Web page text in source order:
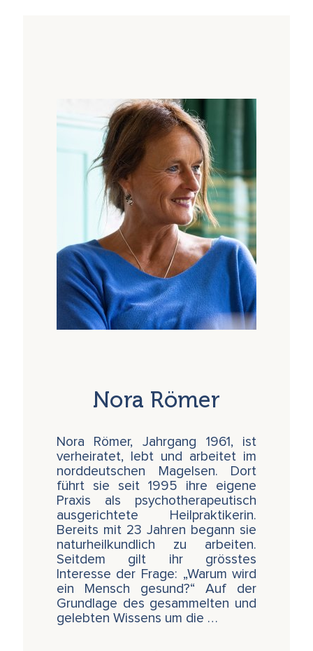
wesentlichen Grundlagen des KAQUEKO® und
gibt zudem einen Ausblick auf das
erweiternde Live-Wochenend-Seminar am
– 6. September 2026 . Der Abend bietet
bereits praktische Kaquheko®-Erfahrungen in
der Selbstanwendung und lädt ein zu Fragen,
Dialog und auch Appetit-Aufbau fürs tief
gehende Herbstseminar.
"Heilung geschieht in der Bewegung aus
unserem heilen Selbst,
unserer authentischen Möglichkeit und der
liebenden Wirklichkeit
unseres Herzens."
pflegen sie konstant - zum Teil bewusst, zu
einem viel grösseren aber völlig unbewusst.
Die Erkenntnis, dass sich frühe Prägungen in
unserem Verhalten tief verankert einnisten,
hat sich in den letzten Jahren zunehmend
durchgesetzt - sogar die als konservativ
geltenden medizinischen Fachbibeln haben
das inzwischen anerkannt. Hinter dieser oft
sehr fixierte Muster bildenden Ebene verbirgt
sich aber auch die transgenerative Prägung,
die sowohl kulturell-gesellschaftlich als auch
individuell gesteuert ist. Progressive
Wissenschaftler*innen wie Isabelle Mansuy an
der ETH in Zürich gehen davon aus, dass
Nora Römer
Nora Römer, Jahrgang 1961, ist
verheiratet, lebt und arbeitet im
norddeutschen Magelsen. Dort
führt sie seit 1995 ihre eigene
Praxis als psychotherapeutisch
ausgerichtete Heilpraktikerin.
Bereits mit 23 Jahren begann sie
naturheilkundlich zu arbeiten.
Seitdem gilt ihr grösstes
Interesse der Frage: „Warum wird
ein Mensch gesund?“ Auf der
Grundlage des gesammelten und
gelebten Wissens um die …